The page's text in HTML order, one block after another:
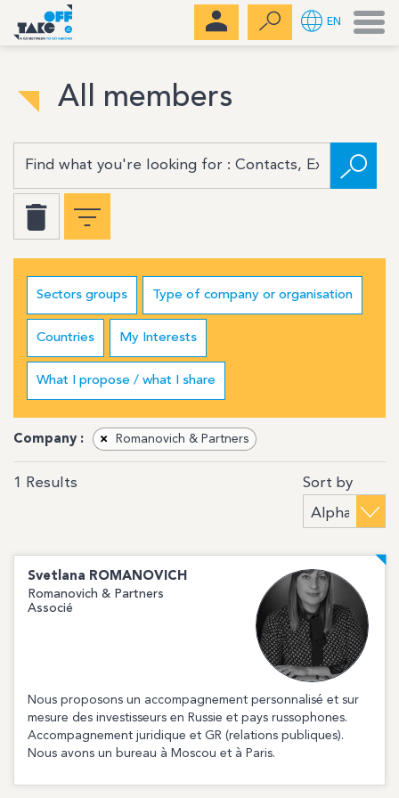
All members
Sectors groups Type of company or organisation
Countries My Interests
What I propose / what I share
Company : × Romanovich & Partners
1 Results Sort by
Svetlana ROMANOVICH
Romanovich & Partners
Associé
Nous proposons un accompagnement personnalisé et sur
mesure des investisseurs en Russie et pays russophones.
Accompagnement juridique et GR (relations publiques).
Nous avons un bureau à Moscou et à Paris.
EN